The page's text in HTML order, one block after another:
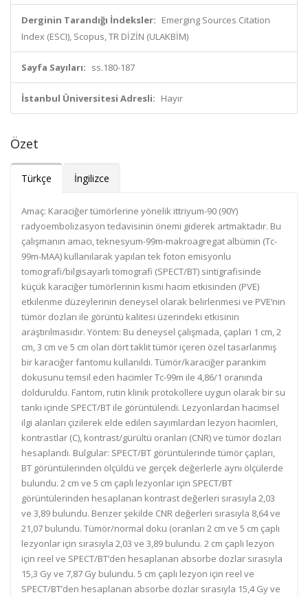
Derginin Tarandığı İndeksler: Emerging Sources Citation
Index (ESCI), Scopus, TR DİZİN (ULAKBİM)
Sayfa Sayıları: ss.180-187
İstanbul Üniversitesi Adresli: Hayır
Özet
Türkçe İngilizce
Amaç: Karaciğer tümörlerine yönelik ittriyum-90 (90Y)
radyoembolizasyon tedavisinin önemi giderek artmaktadır. Bu
çalışmanın amacı, teknesyum-99m-makroagregat albümin (Tc-
99m-MAA) kullanılarak yapılan tek foton emisyonlu
tomografi/bilgisayarlı tomografi (SPECT/BT) sintigrafisinde
küçük karaciğer tümörlerinin kısmi hacim etkisinden (PVE)
etkilenme düzeylerinin deneysel olarak belirlenmesi ve PVE’nin
tümör dozları ile görüntü kalitesi üzerindeki etkisinin
araştırılmasıdır. Yöntem: Bu deneysel çalışmada, çapları 1 cm, 2
cm, 3 cm ve 5 cm olan dört taklit tümör içeren özel tasarlanmış
bir karaciğer fantomu kullanıldı. Tümör/karaciğer parankim
dokusunu temsil eden hacimler Tc-99m ile 4,86/1 oranında
dolduruldu. Fantom, rutin klinik protokollere uygun olarak bir su
tankı içinde SPECT/BT ile görüntülendi. Lezyonlardan hacimsel
ilgi alanları çizilerek elde edilen sayımlardan lezyon hacimleri,
kontrastlar (C), kontrast/gürültü oranları (CNR) ve tümör dozları
hesaplandı. Bulgular: SPECT/BT görüntülerinde tümör çapları,
BT görüntülerinden ölçüldü ve gerçek değerlerle aynı ölçülerde
bulundu. 2 cm ve 5 cm çaplı lezyonlar için SPECT/BT
görüntülerinden hesaplanan kontrast değerleri sırasıyla 2,03
ve 3,89 bulundu. Benzer şekilde CNR değerleri sırasıyla 8,64 ve
21,07 bulundu. Tümör/normal doku (oranları 2 cm ve 5 cm çaplı
lezyonlar için sırasıyla 2,03 ve 3,89 bulundu. 2 cm çaplı lezyon
için reel ve SPECT/BT’den hesaplanan absorbe dozlar sırasıyla
15,3 Gy ve 7,87 Gy bulundu. 5 cm çaplı lezyon için reel ve
SPECT/BT’den hesaplanan absorbe dozlar sırasıyla 15,4 Gy ve